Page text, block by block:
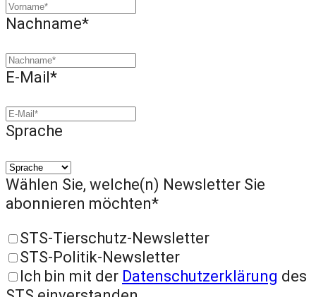
Nachname*
E-Mail*
Sprache
Wählen Sie, welche(n) Newsletter Sie
abonnieren möchten*
STS-Tierschutz-Newsletter
STS-Politik-Newsletter
Ich bin mit der Datenschutzerklärung des